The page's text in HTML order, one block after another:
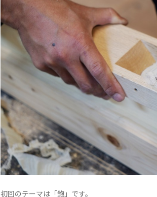
初回のテーマは「鉋」です。